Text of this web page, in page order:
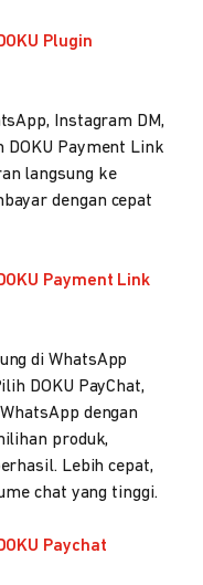
Plugin
Instagram DM,
DOKU Payment Link
langsung ke
dengan cepat
Payment Link
di WhatsApp
DOKU PayChat,
dengan
produk,
Lebih cepat,
chat yang tinggi.
Paychat